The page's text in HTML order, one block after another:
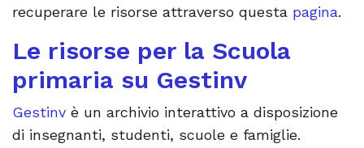
recuperare le risorse attraverso questa pagina.
Le risorse per la Scuola
primaria su Gestinv
Gestinv è un archivio interattivo a disposizione
di insegnanti, studenti, scuole e famiglie.